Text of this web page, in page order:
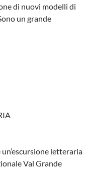
di nuovi modelli di
un grande
letteraria
Val Grande